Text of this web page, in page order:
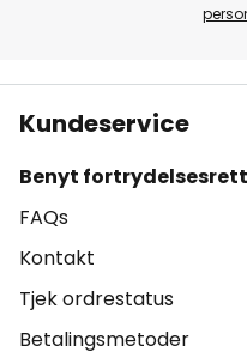
Kundeservice
Benyt
FAQs
Kontakt
Tjek ordrestatus
Betalingsmetoder